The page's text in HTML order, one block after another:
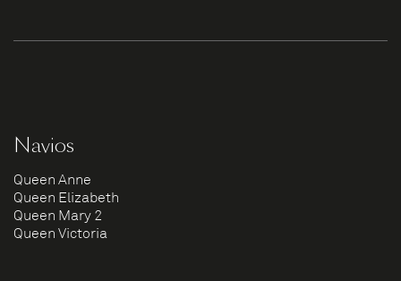
Navios
Queen Anne
Queen Elizabeth
Queen Mary 2
Queen Victoria